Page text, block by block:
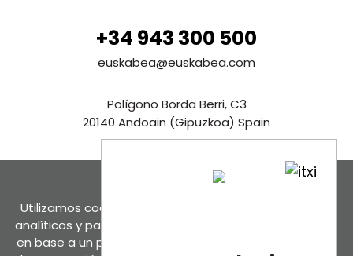
+34 943 300 500
euskabea@euskabea.com
Polígono Borda Berri, C3
20140 Andoain (Gipuzkoa) Spain
Utilizamos cookies propias y de terceros para fines
analíticos y para mostrarte publicidad personalizada
en base a un perfil elaborado a partir de tus hábitos